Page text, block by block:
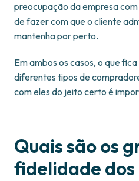
preocupação da empresa
de fazer com que o cliente
mantenha por perto.
Em ambos os casos, o que
diferentes tipos de
com eles do jeito certo é
Quais são os
fidelidade